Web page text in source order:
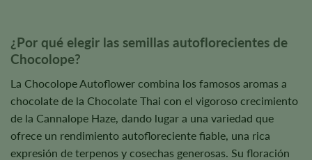
¿Por qué elegir las semillas autoflorecientes de
Chocolope?
La Chocolope Autoflower combina los famosos aromas a
chocolate de la Chocolate Thai con el vigoroso crecimiento
de la Cannalope Haze, dando lugar a una variedad que
ofrece un rendimiento autofloreciente fiable, una rica
expresión de terpenos y cosechas generosas. Su floración